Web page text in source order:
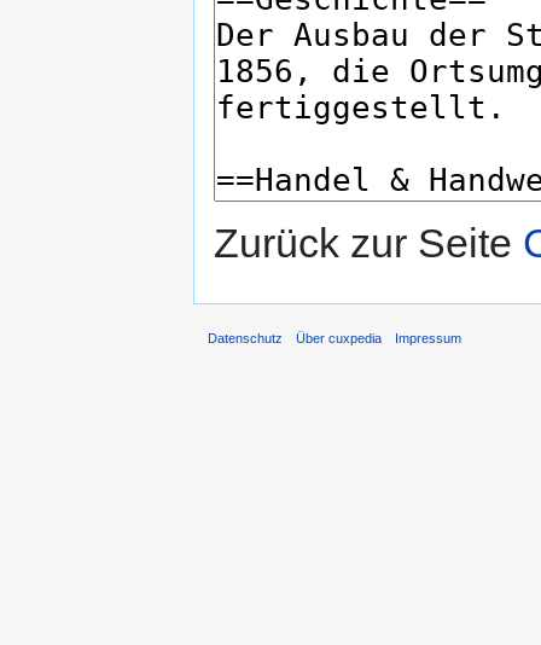
Zurück zur Seite
Datenschutz Über cuxpedia Impressum